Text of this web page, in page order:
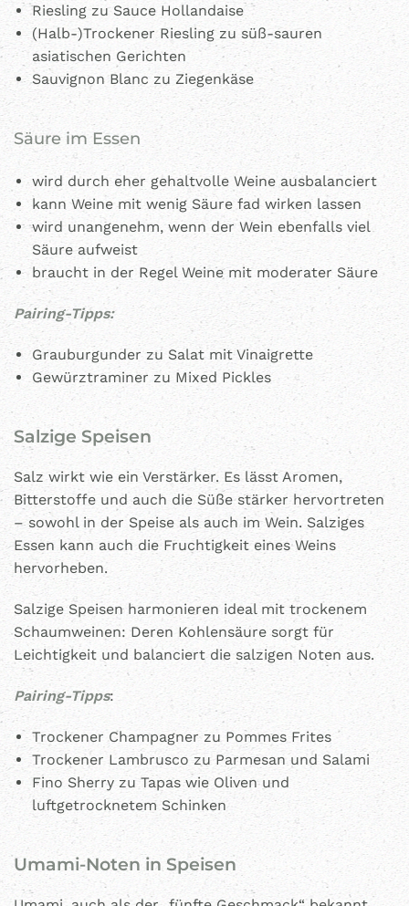
Riesling zu Sauce Hollandaise
(Halb-)Trockener Riesling zu süß-sauren
asiatischen Gerichten
Sauvignon Blanc zu Ziegenkäse
Säure im Essen
wird durch eher gehaltvolle Weine ausbalanciert
kann Weine mit wenig Säure fad wirken lassen
wird unangenehm, wenn der Wein ebenfalls viel
Säure aufweist
braucht in der Regel Weine mit moderater Säure
Pairing-Tipps:
Grauburgunder zu Salat mit Vinaigrette
Gewürztraminer zu Mixed Pickles
Salzige Speisen
Salz wirkt wie ein Verstärker. Es lässt Aromen,
Bitterstoffe und auch die Süße stärker hervortreten
– sowohl in der Speise als auch im Wein. Salziges
Essen kann auch die Fruchtigkeit eines Weins
hervorheben.
Salzige Speisen harmonieren ideal mit trockenem
Schaumweinen: Deren Kohlensäure sorgt für
Leichtigkeit und balanciert die salzigen Noten aus.
Pairing-Tipps:
Trockener Champagner zu Pommes Frites
Trockener Lambrusco zu Parmesan und Salami
Fino Sherry zu Tapas wie Oliven und
luftgetrocknetem Schinken
Umami-Noten in Speisen